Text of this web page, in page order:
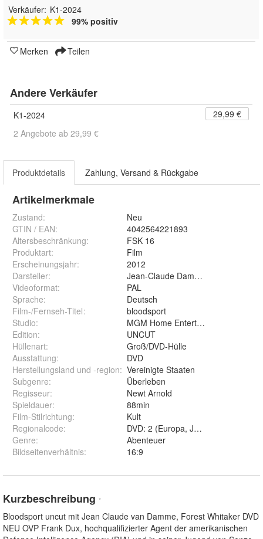
Verkäufer: K1-2024
99% positiv
Merken Teilen
Andere Verkäufer
K1-2024
29,99 €
2 Angebote ab 29,99 €
Produktdetails Zahlung, Versand & Rückgabe
Artikelmerkmale
Zustand:
Neu
GTIN / EAN:
4042564221893
Altersbeschränkung:
FSK 16
Produktart:
Film
Erscheinungsjahr:
2012
Darsteller:
Jean-Claude Damme, Donald Gibb,
Videoformat:
PAL
Sprache:
Deutsch
Film-/Fernseh-Titel:
bloodsport
Studio:
MGM Home Entertainment
Edition:
UNCUT
Hüllenart:
Groß/DVD-Hülle
Ausstattung:
DVD
Herstellungsland und -region: Vereinigte Staaten
Subgenre:
Überleben
Regisseur:
Newt Arnold
Spieldauer:
88min
Film-Stilrichtung:
Kult
Regionalcode:
DVD: 2 (Europa, Japan, Naher
Genre:
Abenteuer
Bildseitenverhältnis: 16:9
Kurzbeschreibung *
Bloodsport uncut mit Jean Claude van Damme, Forest Whitaker DVD
NEU OVP Frank Dux, hochqualifizierter Agent der amerikanischen